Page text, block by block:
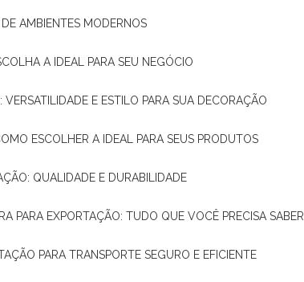
AMBIENTES MODERNOS
A IDEAL PARA SEU NEGÓCIO
VERSATILIDADE E ESTILO PARA SUA DECORAÇÃO
ESCOLHER A IDEAL PARA SEUS PRODUTOS
QUALIDADE E DURABILIDADE
PARA EXPORTAÇÃO: TUDO QUE VOCÊ PRECISA SABER
PARA TRANSPORTE SEGURO E EFICIENTE